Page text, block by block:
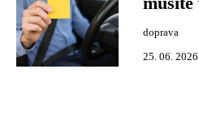
doprava
25. 06. 2026